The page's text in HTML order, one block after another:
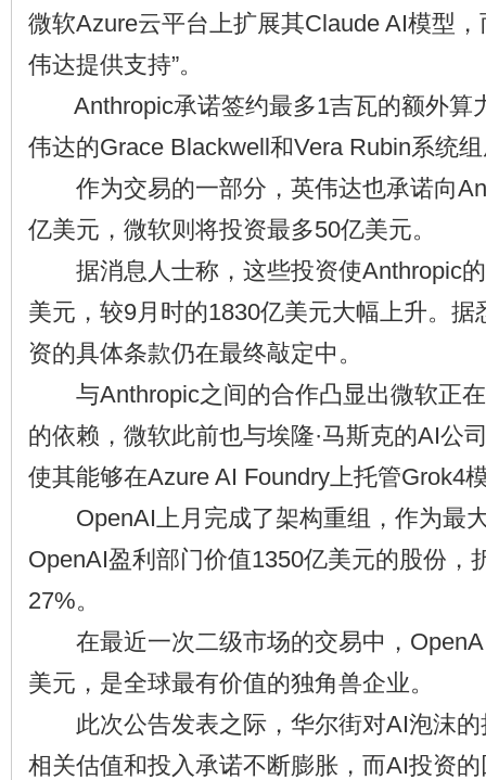
微软Azure云平台上扩展其Claude AI模型，
伟达提供支持”。
Anthropic承诺签约最多1吉瓦的额外算
伟达的Grace Blackwell和Vera Rubin系统
作为交易的一部分，英伟达也承诺向
亿美元，微软则将投资最多50亿美元。
据消息人士称，这些投资使Anthropic的
美元，较9月时的1830亿美元大幅上升。据
资的具体条款仍在最终敲定中。
与Anthropic之间的合作凸显出微软正在
的依赖，微软此前也与埃隆·马斯克的AI公
使其能够在Azure AI Foundry上托管Grok4
OpenAI上月完成了架构重组，作为最
OpenAI盈利部门价值1350亿美元的股份，
27%。
在最近一次二级市场的交易中，
美元，是全球最有价值的独角兽企业。
此次公告发表之际，华尔街对AI泡沫的
相关估值和投入承诺不断膨胀，而AI投资